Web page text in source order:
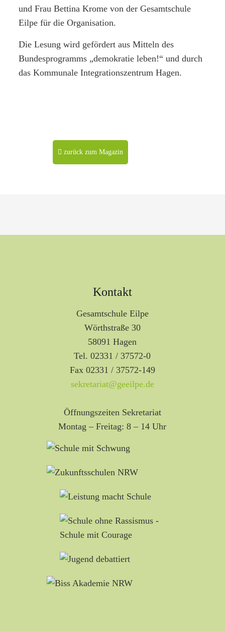
und Frau Bettina Krome von der Gesamtschule
Eilpe für die Organisation.
Die Lesung wird gefördert aus Mitteln des
Bundesprogramms „demokratie leben!“ und durch
das Kommunale Integrationszentrum Hagen.
zurück zum Magazin
Kontakt
Gesamtschule Eilpe
Wörthstraße 30
58091 Hagen
Tel. 02331 / 37572-0
Fax 02331 / 37572-149
sekretariat@geeilpe.de
Öffnungszeiten Sekretariat
Montag – Freitag: 8 – 14 Uhr